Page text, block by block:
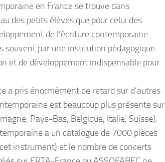
en France se trouve dans
des petits élèves que pour celui des
de l’écriture contemporaine
souvent par une institution pédagogique.
et de développement indispensable pour
a pris énormément de retard sur d’autres
est beaucoup plus présente sur
Pays-Bas, Belgique, Italie, Suisse).
a un catalogue de 7000 pièces
instrument) et le nombre de concerts